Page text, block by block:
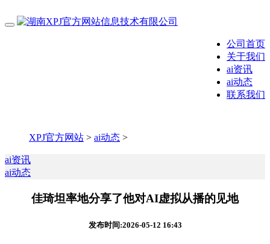
公司首页
关于我们
ai资讯
ai动态
联系我们
XPJ官方网站 > ai动态 >
ai资讯
ai动态
佳琦坦率地分享了他对AI虚拟从播的见地
发布时间:2026-05-12 16:43